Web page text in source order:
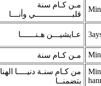
مـن كـام سنة
قلبـــــــــــــــي وأنـــا
عـايشيـــن هـنــــــا
مـن كـام سنة
Min
من كـام سنـة دنيــــا الهنا
بتضمنــا